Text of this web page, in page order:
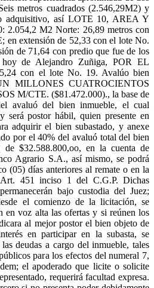
metros cuadrados (2.546,29M2) y
adquisitivo, así LOTE 10, AREA Y
M2 Norte: 26,89 metros con
extensión de 52,33 con el lote No.
de 71,64 con predio que fue de los
hoy de Alejandro Zuñiga, POR EL
con el lote No. 19. Avalúo bien
MILLONES CUATROCIENTOS
M/CTE. ($81.472.000)., la base de
avaluó del bien inmueble, el cual
será postor hábil, quien presente en
adquirir el bien subastado, y anexe
por el 40% del avaluó total del bien
$32.588.800,oo, en la cuenta de
Agrario S.A., así mismo, se podrá
(05) días anteriores al remate o en la
451 inciso 1 del C.G.P. Dichas
bajo custodia del Juez;
el comienzo de la licitación, se
en voz alta las ofertas y si reúnen los
al mejor postor el bien objeto de
en participar en la subasta, se
deudas a cargo del inmueble, tales
para los efectos del numeral 7,
el apoderado que licite o solicite
requerirá facultad expresa.